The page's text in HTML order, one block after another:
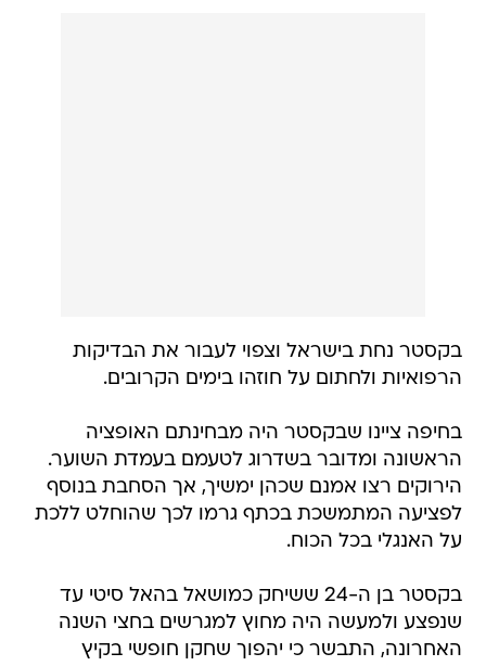
בקסטר נחת בישראל וצפוי לעבור את הבדיקות
הרפואיות ולחתום על חוזהו בימים הקרובים.
בחיפה ציינו שבקסטר היה מבחינתם האופציה
הראשונה ומדובר בשדרוג לטעמם בעמדת השוער.
הירוקים רצו אמנם שכהן ימשיך, אך הסחבת בנוסף
לפציעה המתמשכת בכתף גרמו לכך שהוחלט ללכת
על האנגלי בכל הכוח.
בקסטר בן ה-24 ששיחק כמושאל בהאל סיטי עד
שנפצע ולמעשה היה מחוץ למגרשים בחצי השנה
האחרונה, התבשר כי יהפוך שחקן חופשי בקיץ